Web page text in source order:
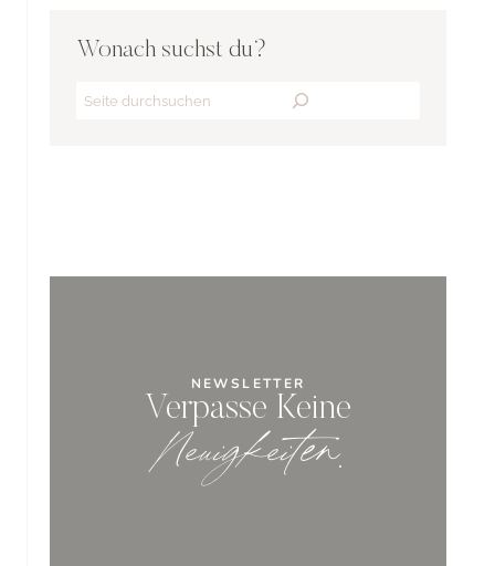
Wonach suchst du?
Search
NEWSLETTER
Verpasse Keine
Neuigkeiten.